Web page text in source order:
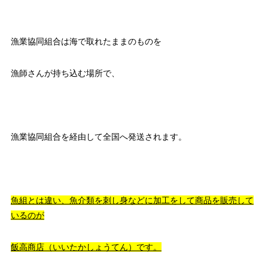
漁業協同組合は海で取れたままのものを
漁師さんが持ち込む場所で、
漁業協同組合を経由して全国へ発送されます。
魚組とは違い、魚介類を刺し身などに加工をして商品を販売して
いるのが
飯高商店（いいたかしょうてん）です。